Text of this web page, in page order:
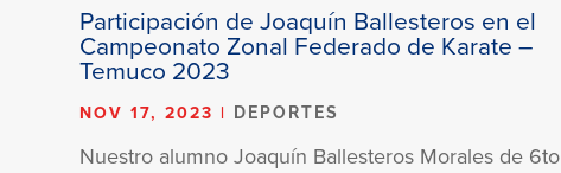
Participación de Joaquín Ballesteros en el
Campeonato Zonal Federado de Karate –
Temuco 2023
NOV 17, 2023 | DEPORTES
Nuestro alumno Joaquín Ballesteros Morales de 6to